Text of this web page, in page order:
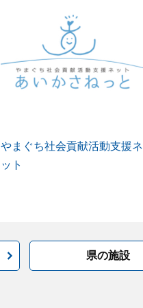
やまぐち社会貢献活動支援ネ
ット
県の施設